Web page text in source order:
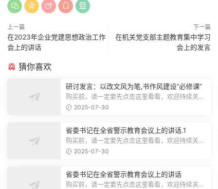
上一篇
在2023年企业党建思想政治工作
会上的讲话
下一篇
在机关党支部主题教育集中学习
会上的发言
猜你喜欢
研讨发言：以改文风为笔,书作风建设“必修课”
购买前，请一定要先点击这里看看，欢迎持续关
注，精彩模板每天推送预览结束，本文...
2025-07-30
省委书记在全省警示教育会议上的讲话.1
购买前，请一定要先点击这里看看，欢迎持续关
注，精彩模板每天推送预览结束，本文...
2025-07-30
省委书记在全省警示教育会议上的讲话
购买前，请一定要先点击这里看看，欢迎持续关